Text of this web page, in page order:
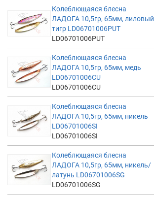
Колеблющаяся блесна
ЛАДОГА 10,5гр, 65мм, лиловый
тигр LD06701006PUT
LD06701006PUT
Колеблющаяся блесна
ЛАДОГА 10,5гр, 65мм, медь
LD06701006CU
LD06701006CU
Колеблющаяся блесна
ЛАДОГА 10,5гр, 65мм, никель
LD06701006SI
LD06701006SI
Колеблющаяся блесна
ЛАДОГА 10,5гр, 65мм, никель/
латунь LD06701006SG
LD06701006SG